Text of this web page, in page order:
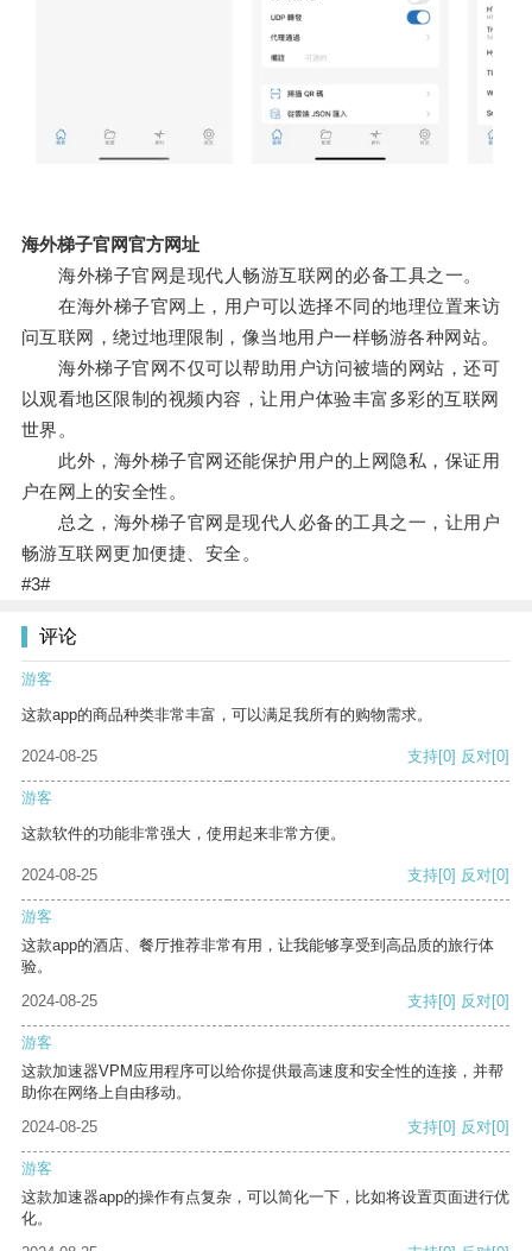
海外梯子官网官方网址
海外梯子官网是现代人畅游互联网的必备工具之一。
在海外梯子官网上，用户可以选择不同的地理位置来访
问互联网，绕过地理限制，像当地用户一样畅游各种网站。
海外梯子官网不仅可以帮助用户访问被墙的网站，还可
以观看地区限制的视频内容，让用户体验丰富多彩的互联网
世界。
此外，海外梯子官网还能保护用户的上网隐私，保证用
户在网上的安全性。
总之，海外梯子官网是现代人必备的工具之一，让用户
畅游互联网更加便捷、安全。
#3#
评论
游客
这款app的商品种类非常丰富，可以满足我所有的购物需求。
2024-08-25 支持[0] 反对[0]
游客
这款软件的功能非常强大，使用起来非常方便。
2024-08-25 支持[0] 反对[0]
游客
这款app的酒店、餐厅推荐非常有用，让我能够享受到高品质的旅行体
验。
2024-08-25
支持[0] 反对[0]
游客
这款加速器VPM应用程序可以给你提供最高速度和安全性的连接，并帮
助你在网络上自由移动。
2024-08-25
支持[0] 反对[0]
游客
这款加速器app的操作有点复杂，可以简化一下，比如将设置页面进行优
化。